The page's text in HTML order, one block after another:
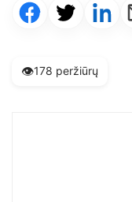
👁️178 peržiūrų